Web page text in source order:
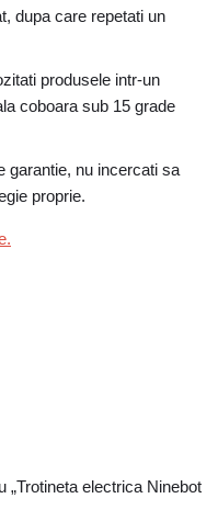
dupa care repetati un
produsele intr-un
coboara sub 15 grade
garantie, nu incercati sa
proprie.
„Trotineta electrica Ninebot